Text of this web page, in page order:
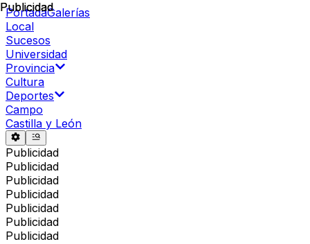
PortadaGalerías
Local
Sucesos
Universidad
Provincia
Cultura
Deportes
Campo
Castilla y León
Publicidad
Publicidad
Publicidad
Publicidad
Publicidad
Publicidad
Publicidad
Publicidad
Publicidad